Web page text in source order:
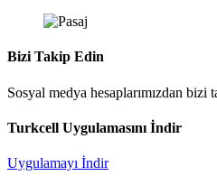
Bizi Takip Edin
Sosyal medya hesaplarımızdan bizi
Turkcell Uygulamasını İndir
Uygulamayı İndir